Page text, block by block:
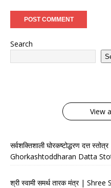
Search
पढ़िए संपूर्ण शिव चालीसा
देवनागरी और इंग्रजी में ।
View
सर्वशक्तिशाली घोरकष्टोद्धरण दत्त
Ghorkashtoddharan Datta
श्री स्वामी समर्थ तारक मंत्र |